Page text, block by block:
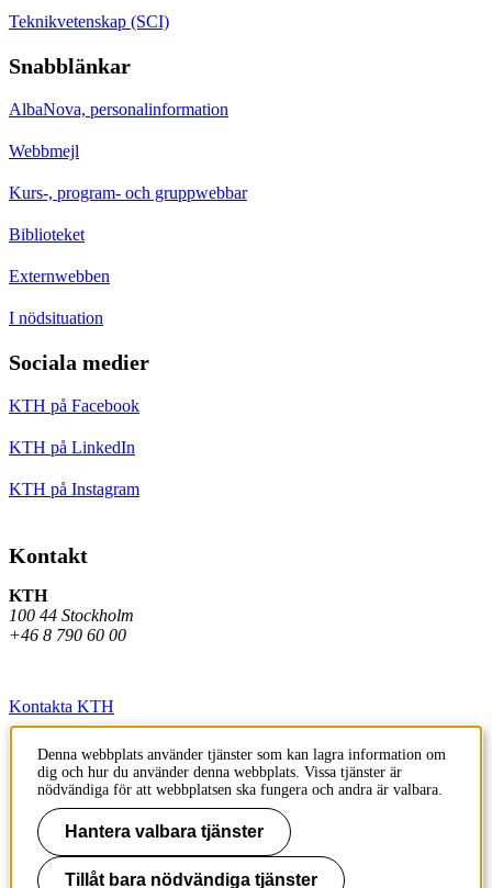
Teknikvetenskap (SCI)
Snabblänkar
AlbaNova, personalinformation
Webbmejl
Kurs-, program- och gruppwebbar
Biblioteket
Externwebben
I nödsituation
Sociala medier
KTH på Facebook
KTH på LinkedIn
KTH på Instagram
Kontakt
KTH
100 44 Stockholm
+46 8 790 60 00
Kontakta KTH
Jobba på KTH
Press och media
Faktura och betalning KTH
Om KTH:s webbplatser
Denna webbplats använder tjänster som kan lagra information om
dig och hur du använder denna webbplats. Vissa tjänster är
nödvändiga för att webbplatsen ska fungera och andra är valbara.
Hantera valbara tjänster
Tillåt bara nödvändiga tjänster